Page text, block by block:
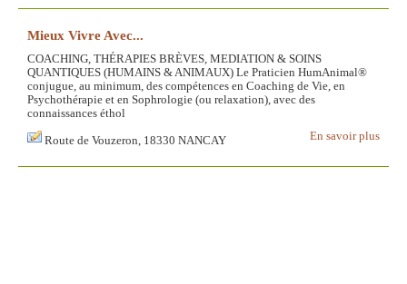
Mieux Vivre Avec...
COACHING, THÉRAPIES BRÈVES, MEDIATION & SOINS
QUANTIQUES (HUMAINS & ANIMAUX) Le Praticien HumAnimal®
conjugue, au minimum, des compétences en Coaching de Vie, en
Psychothérapie et en Sophrologie (ou relaxation), avec des
connaissances éthol
En savoir plus
Route de Vouzeron, 18330 NANCAY